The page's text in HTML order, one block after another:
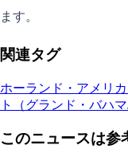
ます。
関連タグ
ホーランド・アメリ
ト（グランド・バハマ
このニュースは参